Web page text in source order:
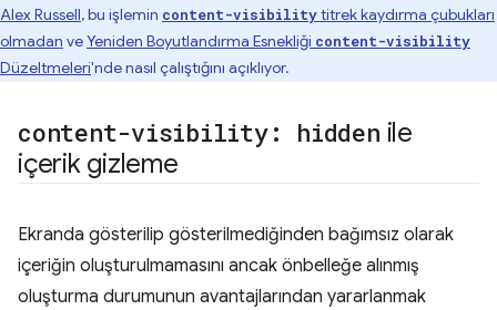
Alex Russell, bu işlemin content-visibilitytitrek kaydırma çubukları
olmadan veYeniden Boyutlandırma Esnekliği content-visibility
Düzeltmeleri'nde nasıl çalıştığını açıklıyor.
content-visibility: hidden ile
içerik gizleme
Ekranda gösterilip gösterilmediğinden bağımsız olarak
içeriğin oluşturulmamasını ancak önbelleğe alınmış
oluşturma durumunun avantajlarından yararlanmak